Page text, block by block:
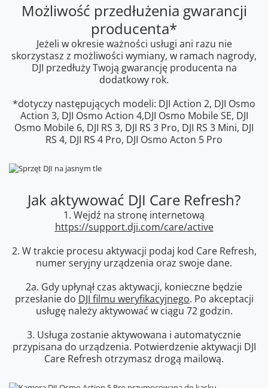
Możliwość przedłużenia gwarancji
producenta*
Jeżeli w okresie ważności usługi ani razu nie
skorzystasz z możliwości wymiany, w ramach nagrody,
DJI przedłuży Twoją gwarancję producenta na
dodatkowy rok.
*dotyczy następujących modeli: DJI Action 2, DJI Osmo
Action 3, DJI Osmo Action 4,DJI Osmo Mobile SE, DJI
Osmo Mobile 6, DJI RS 3, DJI RS 3 Pro, DJI RS 3 Mini, DJI
RS 4, DJI RS 4 Pro, DJI Osmo Acton 5 Pro
Jak aktywować DJI Care Refresh?
1. Wejdź na stronę internetową
https://support.dji.com/care/active
2. W trakcie procesu aktywacji podaj kod Care Refresh,
numer seryjny urządzenia oraz swoje dane.
2a. Gdy upłynął czas aktywacji, konieczne będzie
przesłanie do DJI filmu weryfikacyjnego. Po akceptacji
usługę należy aktywować w ciągu 72 godzin.
3. Usługa zostanie aktywowana i automatycznie
przypisana do urządzenia. Potwierdzenie aktywacji DJI
Care Refresh otrzymasz drogą mailową.